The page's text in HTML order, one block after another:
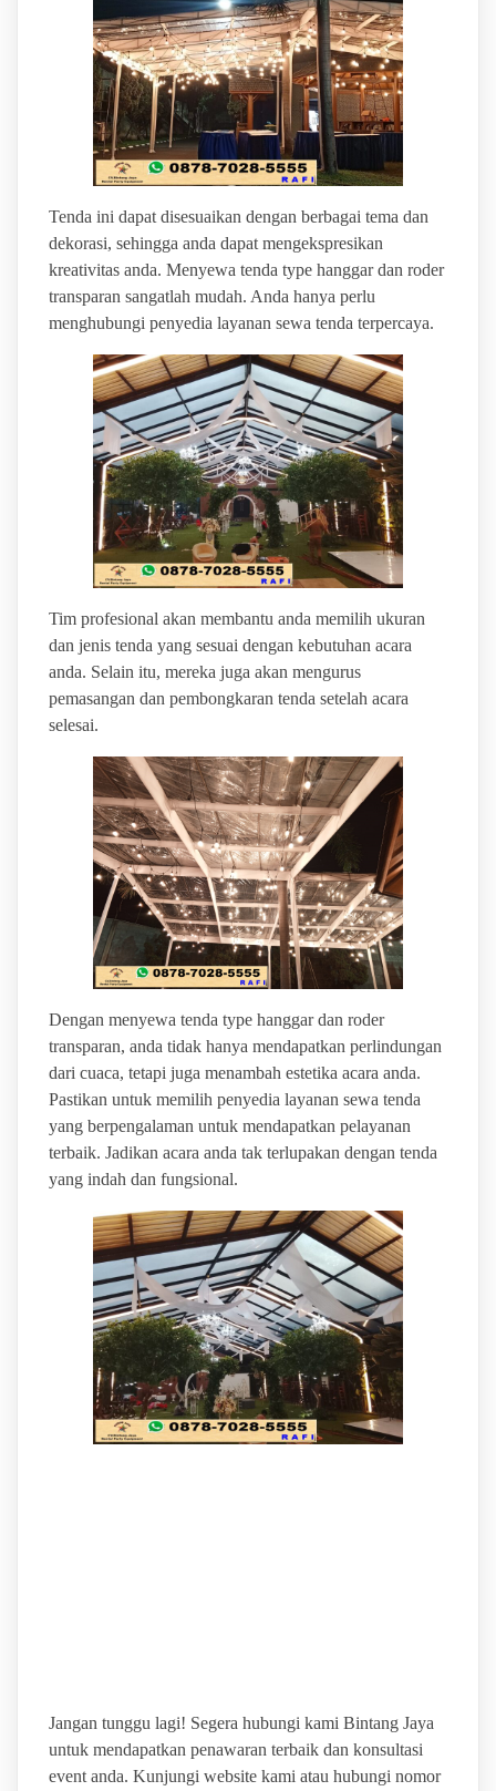
Tenda ini dapat disesuaikan dengan berbagai tema dan
dekorasi, sehingga anda dapat mengekspresikan
kreativitas anda. Menyewa tenda type hanggar dan roder
transparan sangatlah mudah. Anda hanya perlu
menghubungi penyedia layanan sewa tenda terpercaya.
Tim profesional akan membantu anda memilih ukuran
dan jenis tenda yang sesuai dengan kebutuhan acara
anda. Selain itu, mereka juga akan mengurus
pemasangan dan pembongkaran tenda setelah acara
selesai.
Dengan menyewa tenda type hanggar dan roder
transparan, anda tidak hanya mendapatkan perlindungan
dari cuaca, tetapi juga menambah estetika acara anda.
Pastikan untuk memilih penyedia layanan sewa tenda
yang berpengalaman untuk mendapatkan pelayanan
terbaik. Jadikan acara anda tak terlupakan dengan tenda
yang indah dan fungsional.
Jangan tunggu lagi! Segera hubungi kami Bintang Jaya
untuk mendapatkan penawaran terbaik dan konsultasi
event anda. Kunjungi website kami atau hubungi nomor